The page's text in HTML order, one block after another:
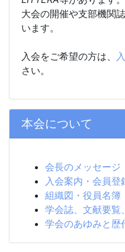
大会の開催や支部機関
います。
入会をご希望の方は、
さい。
本会について
会長のメッセー
入会案内・会員
組織図・役員名簿
学会誌、文献要覧
学会のあゆみと歴